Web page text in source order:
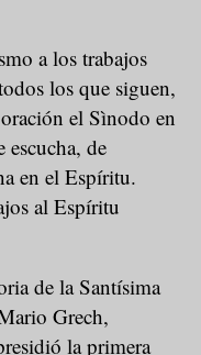
a los trabajos
los que siguen,
el Sìnodo en
escucha, de
en el Espíritu.
al Espíritu
de la Santísima
Grech,
la primera